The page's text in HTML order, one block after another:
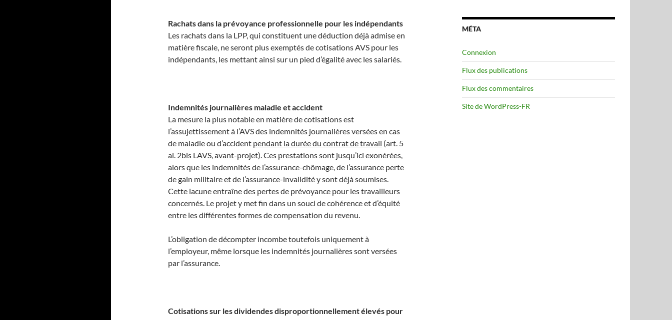
Rachats dans la prévoyance professionnelle pour les indépendants
Les rachats dans la LPP, qui constituent une déduction déjà admise en
matière fiscale, ne seront plus exemptés de cotisations AVS pour les
indépendants, les mettant ainsi sur un pied d’égalité avec les salariés.
Indemnités journalières maladie et accident
La mesure la plus notable en matière de cotisations est
l’assujettissement à l’AVS des indemnités journalières versées en cas
de maladie ou d’accident pendant la durée du contrat de travail (art. 5
al. 2bis LAVS, avant-projet). Ces prestations sont jusqu’ici exonérées,
alors que les indemnités de l’assurance-chômage, de l’assurance perte
de gain militaire et de l’assurance-invalidité y sont déjà soumises.
Cette lacune entraîne des pertes de prévoyance pour les travailleurs
concernés. Le projet y met fin dans un souci de cohérence et d’équité
entre les différentes formes de compensation du revenu.
L’obligation de décompter incombe toutefois uniquement à
l’employeur, même lorsque les indemnités journalières sont versées
par l’assurance.
Cotisations sur les dividendes disproportionnellement élevés pour
MÉTA
Connexion
Flux des publications
Flux des commentaires
Site de WordPress-FR